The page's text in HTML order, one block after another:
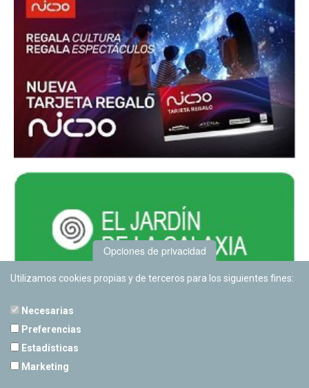
Opciones de privacidad
Utilizamos cookies propias y de terceros para los siguientes fines:
Necesarias
Preferencias
Estadísticas
Marketing